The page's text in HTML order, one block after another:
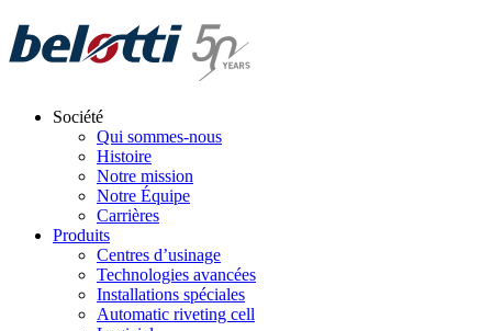
to
content
Société
Qui sommes-nous
Histoire
Notre mission
Notre Équipe
Carrières
Produits
Centres d’usinage
Technologies avancées
Installations spéciales
Automatic riveting cell